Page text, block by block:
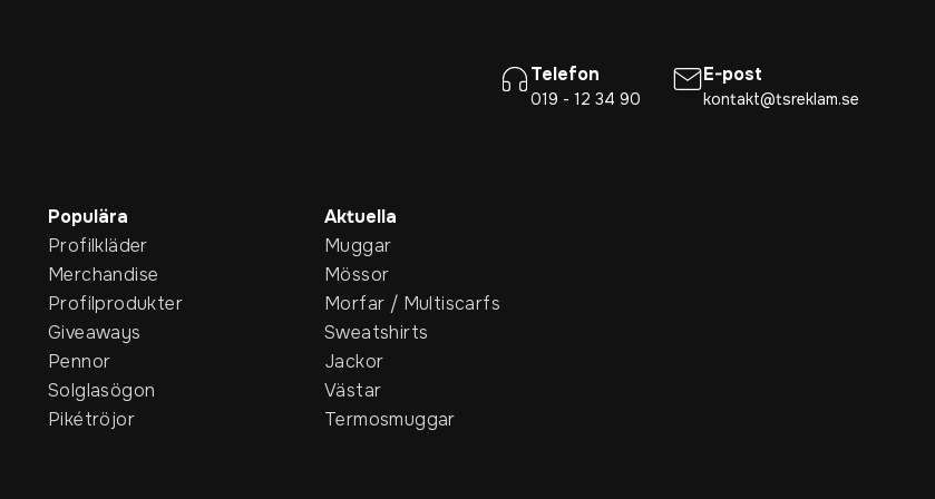
Telefon
019 - 12 34 90
E-post
kontakt@tsreklam.se
Populära
Profilkläder
Merchandise
Profilprodukter
Giveaways
Pennor
Solglasögon
Pikétröjor
Aktuella
Muggar
Mössor
Morfar / Multiscarfs
Sweatshirts
Jackor
Västar
Termosmuggar